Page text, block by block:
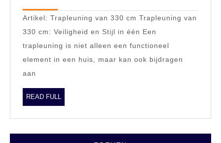
Trapleuning
van
330
cm
voor
Artikel: Trapleuning van 330 cm Trapleuning van
330 cm: Veiligheid en Stijl in één Een
trapleuning is niet alleen een functioneel
element in een huis, maar kan ook bijdragen
aan
READ FULL
FULL